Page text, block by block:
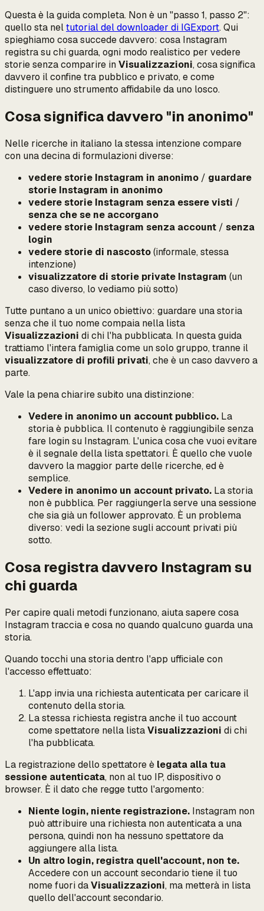
Questa è la guida completa. Non è un "passo 1, passo 2":
quello sta neltutorial del downloader di IGExport. Qui
spieghiamo cosa succede davvero: cosa Instagram
registra su chi guarda, ogni modo realistico per vedere
storie senza comparire inVisualizzazioni, cosa significa
davvero il confine tra pubblico e privato, e come
distinguere uno strumento affidabile da uno losco.
Cosa significa davvero "in anonimo"
Nelle ricerche in italiano la stessa intenzione compare
con una decina di formulazioni diverse:
vedere storie Instagram in anonimo / guardare
storie Instagram in anonimo
vedere storie Instagram senza essere visti /
senza che se ne accorgano
vedere storie Instagram senza account / senza
login
vedere storie di nascosto(informale, stessa
intenzione)
visualizzatore di storie private Instagram (un
caso diverso, lo vediamo più sotto)
Tutte puntano a un unico obiettivo: guardare una storia
senza che il tuo nome compaia nella lista
Visualizzazioni di chi l'ha pubblicata. In questa guida
trattiamo l'intera famiglia come un solo gruppo, tranne il
visualizzatore di profili privati, che è un caso davvero a
parte.
Vale la pena chiarire subito una distinzione:
Vedere in anonimo un account pubblico. La
storia è pubblica. Il contenuto è raggiungibile senza
fare login su Instagram. L'unica cosa che vuoi evitare
è il segnale della lista spettatori. È quello che vuole
davvero la maggior parte delle ricerche, ed è
semplice.
Vedere in anonimo un account privato. La storia
nonè pubblica. Per raggiungerla serve una sessione
che sia già un follower approvato. È un problema
diverso: vedi la sezione sugli account privati più
sotto.
Cosa registra davvero Instagram su
chi guarda
Per capire quali metodi funzionano, aiuta sapere cosa
Instagram traccia e cosa no quando qualcuno guarda una
storia.
Quando tocchi una storia dentro l'app ufficiale con
l'accesso effettuato:
L'app invia una richiesta autenticata per caricare il
contenuto della storia.
La stessa richiesta registra anche il tuo account
come spettatore nella listaVisualizzazioni di chi
l'ha pubblicata.
La registrazione dello spettatore è legata alla tua
sessione autenticata, non al tuo IP, dispositivo o
browser. È il dato che regge tutto l'argomento:
Niente login, niente registrazione. Instagram non
può attribuire una richiesta non autenticata a una
persona, quindi non ha nessuno spettatore da
aggiungere alla lista.
Un altro login, registra quell'account, non te.
Accedere con un account secondario tiene iltuo
nome fuori daVisualizzazioni, ma metterà in lista
quello dell'account secondario.